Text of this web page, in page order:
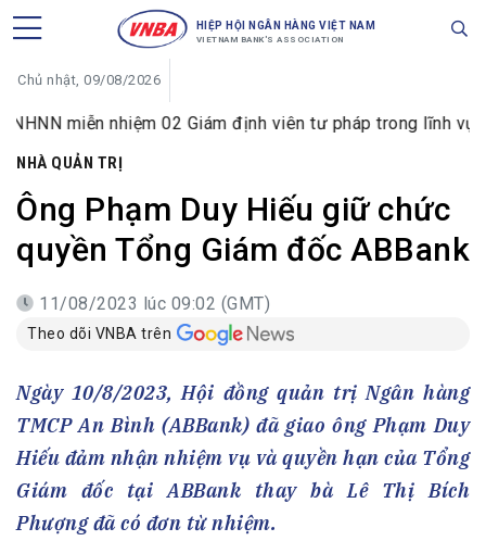
HIỆP HỘI NGÂN HÀNG VIỆT NAM
VIETNAM BANK'S ASSOCIATION
Chủ nhật, 09/08/2026
nhiệm 02 Giám định viên tư pháp trong lĩnh vực tiền tệ
NHÀ QUẢN TRỊ
Ông Phạm Duy Hiếu giữ chức
quyền Tổng Giám đốc ABBank
11/08/2023 lúc 09:02 (GMT)
Theo dõi VNBA trên
Ngày 10/8/2023, Hội đồng quản trị Ngân hàng
TMCP An Bình (ABBank) đã giao ông Phạm Duy
Hiếu đảm nhận nhiệm vụ và quyền hạn của Tổng
Giám đốc tại ABBank thay bà Lê Thị Bích
Phượng đã có đơn từ nhiệm.